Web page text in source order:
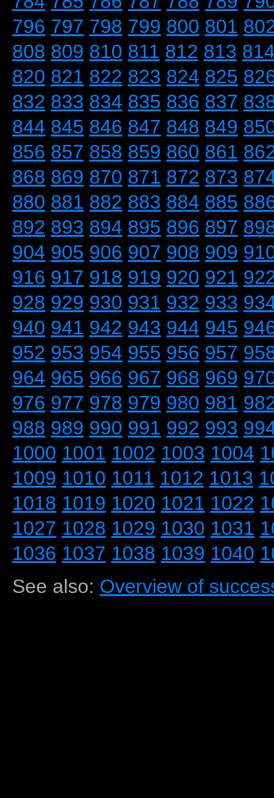
796 797 798 799 800 801
808 809 810 811 812 813
820 821 822 823 824 825
832 833 834 835 836 837
844 845 846 847 848 849
856 857 858 859 860 861
868 869 870 871 872 873
880 881 882 883 884 885
892 893 894 895 896 897
904 905 906 907 908 909
916 917 918 919 920 921
928 929 930 931 932 933
940 941 942 943 944 945
952 953 954 955 956 957
964 965 966 967 968 969
976 977 978 979 980 981
988 989 990 991 992 993
1000 1001 1002 1003 1004
1009 1010 1011 1012 1013
1018 1019 1020 1021 1022
1027 1028 1029 1030 1031
1036 1037 1038 1039 1040
See also: Overview of